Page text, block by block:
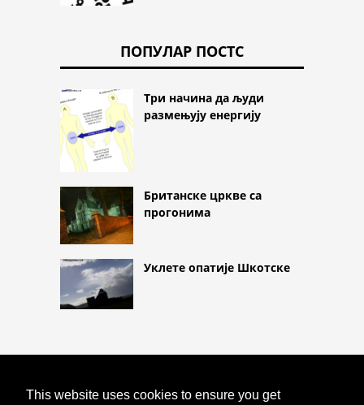
This website uses cookies to ensure you get
ПОПУЛАР ПОСТС
Три начина да људи
размењују енергију
Британске цркве са
прогонима
Уклете опатије Шкотске
HTTPS://ASTROLOGYONLINE.NET